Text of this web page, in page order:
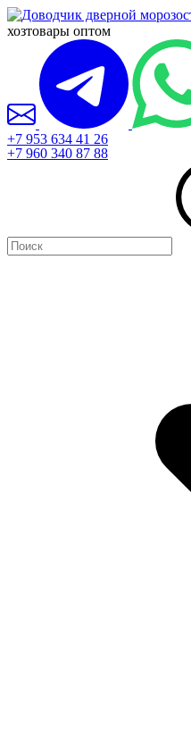
хозтовары оптом
+7 953 634 41 26
+7 960 340 87 88